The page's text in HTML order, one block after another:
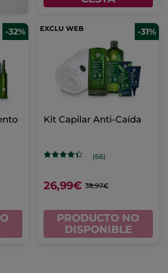
-32% -31%
Kit Capilar Anti-Caída
(66)
26,99€ 38,97€
PRODUCTO NO
DISPONIBLE